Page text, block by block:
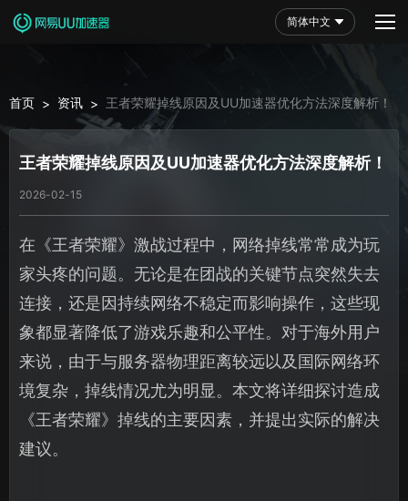
简体中文
首页 > 资讯 > 王者荣耀掉线原因及UU加速器优化方法深度解析！
王者荣耀掉线原因及UU加速器优化方法深度解析！
2026-02-15
在《王者荣耀》激战过程中，网络掉线常常成为玩
家头疼的问题。无论是在团战的关键节点突然失去
连接，还是因持续网络不稳定而影响操作，这些现
象都显著降低了游戏乐趣和公平性。对于海外用户
来说，由于与服务器物理距离较远以及国际网络环
境复杂，掉线情况尤为明显。本文将详细探讨造成
《王者荣耀》掉线的主要因素，并提出实际的解决
建议。